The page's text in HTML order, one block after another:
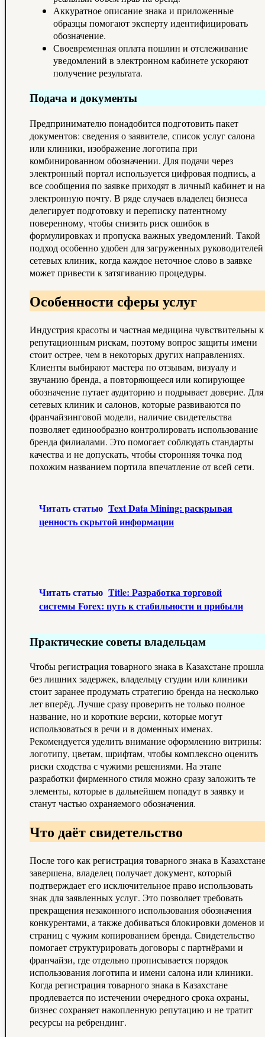
Аккуратное описание знака и приложенные
образцы помогают эксперту идентифицировать
обозначение.
Своевременная оплата пошлин и отслеживание
уведомлений в электронном кабинете ускоряют
получение результата.
Подача и документы
Предпринимателю понадобится подготовить пакет
документов: сведения о заявителе, список услуг салона
или клиники, изображение логотипа при
комбинированном обозначении. Для подачи через
электронный портал используется цифровая подпись, а
все сообщения по заявке приходят в личный кабинет и на
электронную почту. В ряде случаев владелец бизнеса
делегирует подготовку и переписку патентному
поверенному, чтобы снизить риск ошибок в
формулировках и пропуска важных уведомлений. Такой
подход особенно удобен для загруженных руководителей
сетевых клиник, когда каждое неточное слово в заявке
может привести к затягиванию процедуры.
Особенности сферы услуг
Индустрия красоты и частная медицина чувствительны к
репутационным рискам, поэтому вопрос защиты имени
стоит острее, чем в некоторых других направлениях.
Клиенты выбирают мастера по отзывам, визуалу и
звучанию бренда, а повторяющееся или копирующее
обозначение путает аудиторию и подрывает доверие. Для
сетевых клиник и салонов, которые развиваются по
франчайзинговой модели, наличие свидетельства
позволяет единообразно контролировать использование
бренда филиалами. Это помогает соблюдать стандарты
качества и не допускать, чтобы сторонняя точка под
похожим названием портила впечатление от всей сети.
Читать статью Text Data Mining: раскрывая
ценность скрытой информации
Читать статью Title: Разработка торговой
системы Forex: путь к стабильности и прибыли
Практические советы владельцам
Чтобы регистрация товарного знака в Казахстане прошла
без лишних задержек, владельцу студии или клиники
стоит заранее продумать стратегию бренда на несколько
лет вперёд. Лучше сразу проверить не только полное
название, но и короткие версии, которые могут
использоваться в речи и в доменных именах.
Рекомендуется уделить внимание оформлению витрины:
логотипу, цветам, шрифтам, чтобы комплексно оценить
риски сходства с чужими решениями. На этапе
разработки фирменного стиля можно сразу заложить те
элементы, которые в дальнейшем попадут в заявку и
станут частью охраняемого обозначения.
Что даёт свидетельство
После того как регистрация товарного знака в Казахстане
завершена, владелец получает документ, который
подтверждает его исключительное право использовать
знак для заявленных услуг. Это позволяет требовать
прекращения незаконного использования обозначения
конкурентами, а также добиваться блокировки доменов и
страниц с чужим копированием бренда. Свидетельство
помогает структурировать договоры с партнёрами и
франчайзи, где отдельно прописывается порядок
использования логотипа и имени салона или клиники.
Когда регистрация товарного знака в Казахстане
продлевается по истечении очередного срока охраны,
бизнес сохраняет накопленную репутацию и не тратит
ресурсы на ребрендинг.